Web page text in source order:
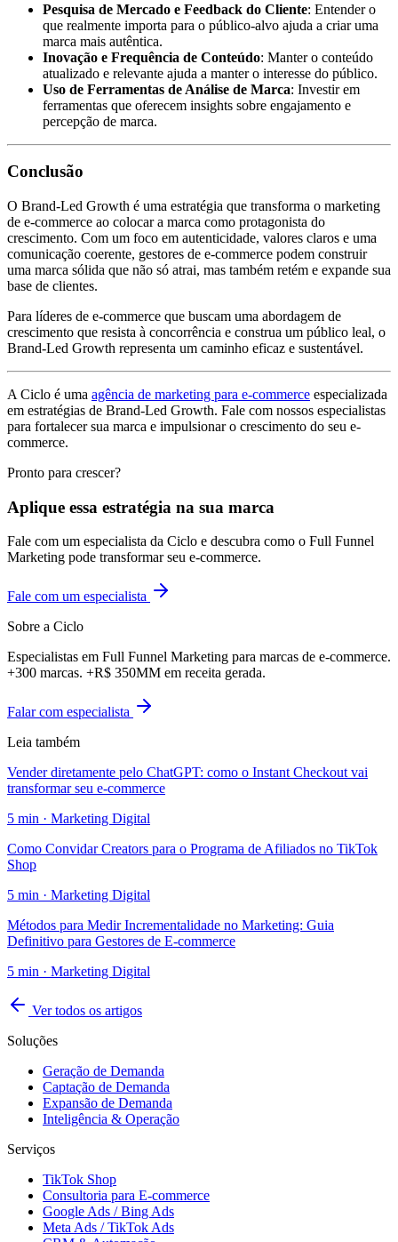
Pesquisa de Mercado e Feedback do Cliente: Entender o
que realmente importa para o público-alvo ajuda a criar uma
marca mais autêntica.
Inovação e Frequência de Conteúdo: Manter o conteúdo
atualizado e relevante ajuda a manter o interesse do público.
Uso de Ferramentas de Análise de Marca: Investir em
ferramentas que oferecem insights sobre engajamento e
percepção de marca.
Conclusão
O Brand-Led Growth é uma estratégia que transforma o marketing
de e-commerce ao colocar a marca como protagonista do
crescimento. Com um foco em autenticidade, valores claros e uma
comunicação coerente, gestores de e-commerce podem construir
uma marca sólida que não só atrai, mas também retém e expande sua
base de clientes.
Para líderes de e-commerce que buscam uma abordagem de
crescimento que resista à concorrência e construa um público leal, o
Brand-Led Growth representa um caminho eficaz e sustentável.
A Ciclo é uma agência de marketing para e-commerce especializada
em estratégias de Brand-Led Growth. Fale com nossos especialistas
para fortalecer sua marca e impulsionar o crescimento do seu e-
commerce.
Pronto para crescer?
Aplique essa estratégia na sua marca
Fale com um especialista da Ciclo e descubra como o Full Funnel
Marketing pode transformar seu e-commerce.
Fale com um especialista
Sobre a Ciclo
Especialistas em Full Funnel Marketing para marcas de e-commerce.
+300 marcas. +R$ 350MM em receita gerada.
Falar com especialista
Leia também
Vender diretamente pelo ChatGPT: como o Instant Checkout vai
transformar seu e-commerce
5 min · Marketing Digital
Como Convidar Creators para o Programa de Afiliados no TikTok
Shop
5 min · Marketing Digital
Métodos para Medir Incrementalidade no Marketing: Guia
Definitivo para Gestores de E-commerce
5 min · Marketing Digital
Ver todos os artigos
Soluções
Geração de Demanda
Captação de Demanda
Expansão de Demanda
Inteligência & Operação
Serviços
TikTok Shop
Consultoria para E-commerce
Google Ads / Bing Ads
Meta Ads / TikTok Ads